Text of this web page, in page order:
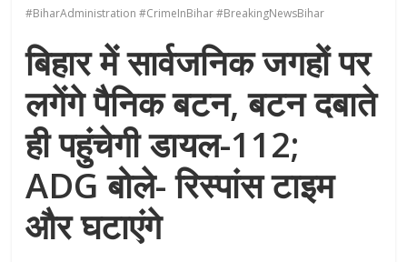
#BiharAdministration #CrimeInBihar #BreakingNewsBihar
बिहार में सार्वजनिक जगहों पर
लगेंगे पैनिक बटन, बटन दबाते
ही पहुंचेगी डायल-112;
ADG बोले- रिस्पांस टाइम
और घटाएंगे